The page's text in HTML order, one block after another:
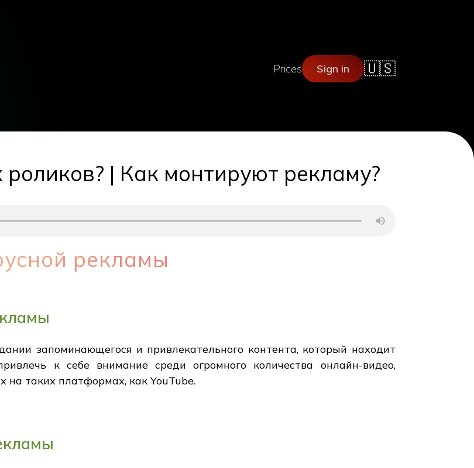
Prices Sign in 🇺🇸
| Как монтируют рекламу?
рекламы
запоминающегося и привлекательного контента, который находит
к себе внимание среди огромного количества онлайн-видео,
на таких платформах, как YouTube.